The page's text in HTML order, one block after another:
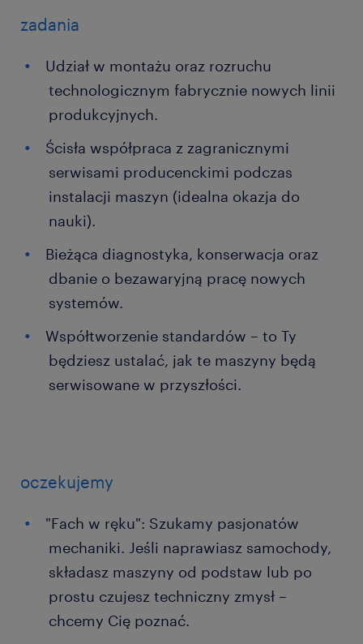
zadania
Udział w montażu oraz rozruchu
technologicznym fabrycznie nowych linii
produkcyjnych.
Ścisła współpraca z zagranicznymi
serwisami producenckimi podczas
instalacji maszyn (idealna okazja do
nauki).
Bieżąca diagnostyka, konserwacja oraz
dbanie o bezawaryjną pracę nowych
systemów.
Współtworzenie standardów – to Ty
będziesz ustalać, jak te maszyny będą
serwisowane w przyszłości.
oczekujemy
"Fach w ręku": Szukamy pasjonatów
mechaniki. Jeśli naprawiasz samochody,
składasz maszyny od podstaw lub po
prostu czujesz techniczny zmysł –
chcemy Cię poznać.